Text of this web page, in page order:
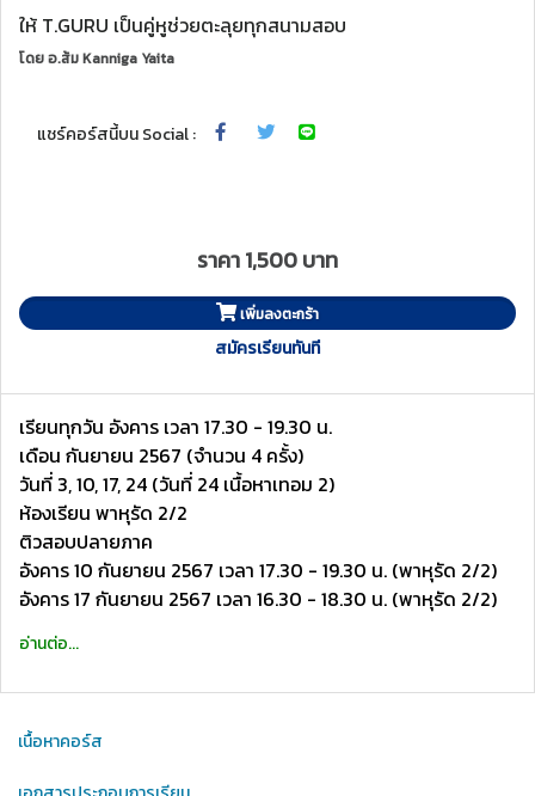
ให้ T.GURU เป็นคู่หูช่วยตะลุยทุกสนามสอบ
โดยอ.ส้ม Kanniga Yaita
แชร์คอร์สนี้บน Social :
ราคา 1,500 บาท
เพิ่มลงตะกร้า
สมัครเรียนทันที
เรียนทุกวัน อังคาร เวลา 17.30 - 19.30 น.
เดือน กันยายน 2567 (จำนวน 4 ครั้ง)
วันที่ 3, 10, 17, 24 (วันที่ 24 เนื้อหาเทอม 2)
ห้องเรียน พาหุรัด 2/2
ติวสอบปลายภาค
อังคาร 10 กันยายน 2567 เวลา 17.30 - 19.30 น. (พาหุรัด 2/2)
อังคาร 17 กันยายน 2567 เวลา 16.30 - 18.30 น. (พาหุรัด 2/2)
อ่านต่อ...
เนื้อหาคอร์ส